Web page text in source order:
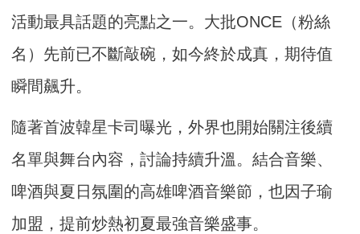
活動最具話題的亮點之一。大批ONCE（粉絲
名）先前已不斷敲碗，如今終於成真，期待值
瞬間飆升。
隨著首波韓星卡司曝光，外界也開始關注後續
名單與舞台內容，討論持續升溫。結合音樂、
啤酒與夏日氛圍的高雄啤酒音樂節，也因子瑜
加盟，提前炒熱初夏最強音樂盛事。